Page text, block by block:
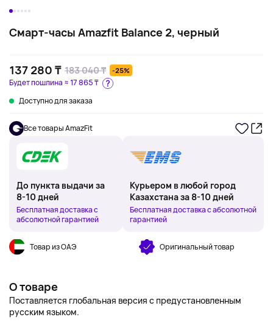
Смарт-часы Amazfit Balance 2, черный
137 280 ₸ 183 040 ₸ -25%
Доступно для заказа
Будет пошлина ≈17 865 ₸
Все товары AmazFit
До пункта выдачи за
8-10 дней
Бесплатная доставка с
абсолютной гарантией
Курьером в любой город
Казахстана за 8-10 дней
Бесплатная доставка с абсолютной
гарантией
Товар из ОАЭ Оригинальный товар
О товаре
Поставляется глобальная версия с предустановленным
русским языком.